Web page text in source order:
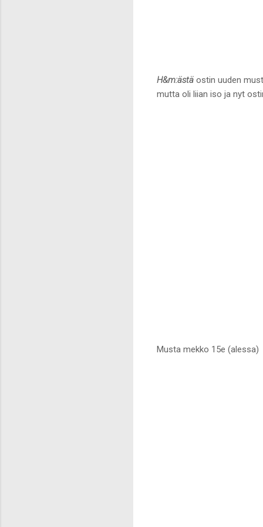
H&m:ästä ostin uuden
mutta oli liian iso ja nyt
Musta mekko 15e (alessa)